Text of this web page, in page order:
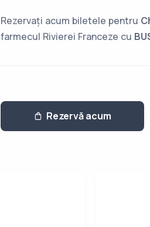
Rezervați acum biletele pentru
farmecul Rivierei Franceze cu
Rezervă acum